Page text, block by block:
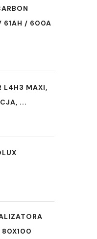
61AH / 600A
L4H3 MAXI,
...
80X100